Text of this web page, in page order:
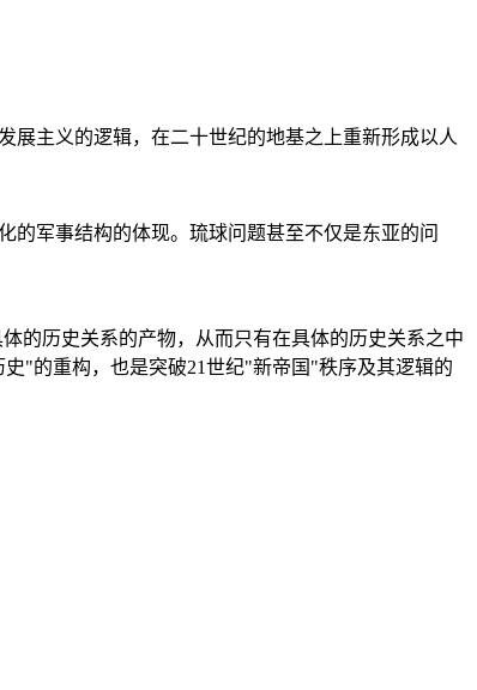
展主义的逻辑，在二十世纪的地基之上重新形成以人
的军事结构的体现。琉球问题甚至不仅是东亚的问
的历史关系的产物，从而只有在具体的历史关系之中
"的重构，也是突破21世纪"新帝国"秩序及其逻辑的